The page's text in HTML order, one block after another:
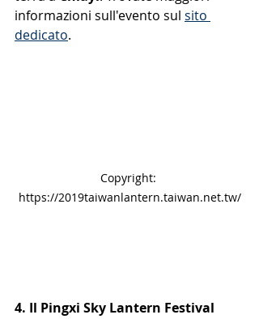
informazioni sull'evento sul sito
dedicato.
Copyright:
https://2019taiwanlantern.taiwan.net.tw/
4. Il Pingxi Sky Lantern Festival